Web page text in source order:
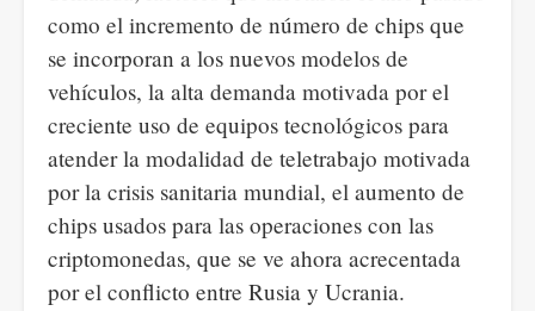
como el incremento de número de chips que
se incorporan a los nuevos modelos de
vehículos, la alta demanda motivada por el
creciente uso de equipos tecnológicos para
atender la modalidad de teletrabajo motivada
por la crisis sanitaria mundial, el aumento de
chips usados para las operaciones con las
criptomonedas, que se ve ahora acrecentada
por el conflicto entre Rusia y Ucrania.